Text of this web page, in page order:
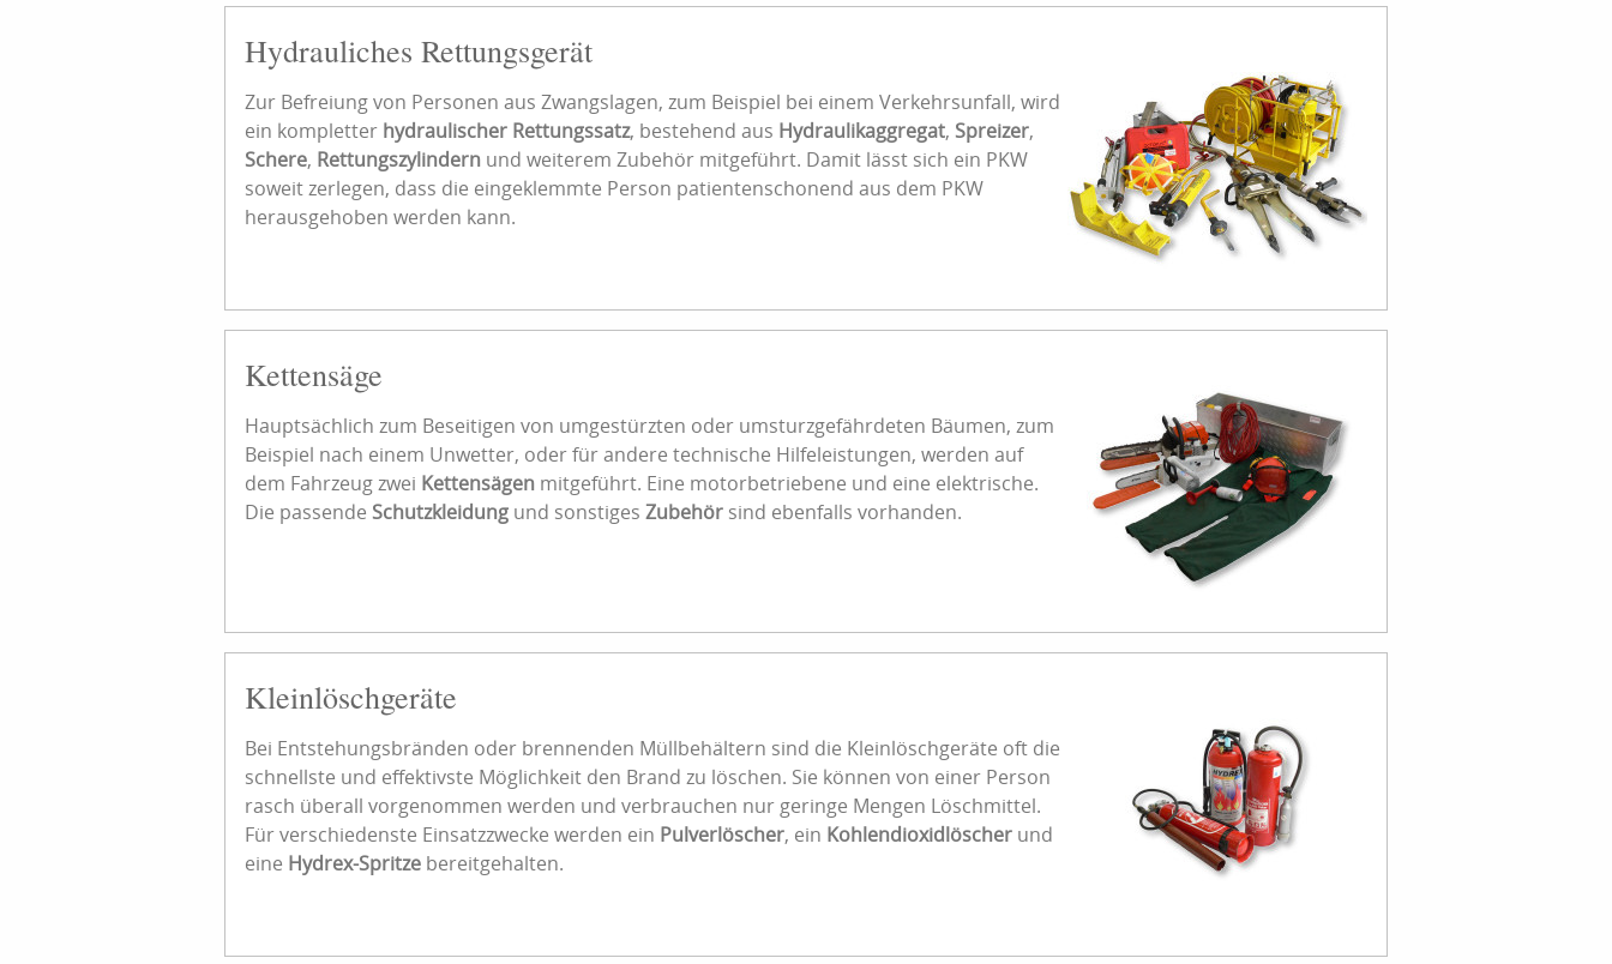
Hydrauliches Rettungsgerät
Zur Befreiung von Personen aus Zwangslagen, zum Beispiel bei einem Verkehrsunfall, wird
ein kompletter hydraulischer Rettungssatz, bestehend aus Hydraulikaggregat, Spreizer,
Schere, Rettungszylindern und weiterem Zubehör mitgeführt. Damit lässt sich ein PKW
soweit zerlegen, dass die eingeklemmte Person patientenschonend aus dem PKW
herausgehoben werden kann.
Kettensäge
Hauptsächlich zum Beseitigen von umgestürzten oder umsturzgefährdeten Bäumen, zum
Beispiel nach einem Unwetter, oder für andere technische Hilfeleistungen, werden auf
dem Fahrzeug zwei Kettensägen mitgeführt. Eine motorbetriebene und eine elektrische.
Die passende Schutzkleidung und sonstiges Zubehör sind ebenfalls vorhanden.
Kleinlöschgeräte
Bei Entstehungsbränden oder brennenden Müllbehältern sind die Kleinlöschgeräte oft die
schnellste und effektivste Möglichkeit den Brand zu löschen. Sie können von einer Person
rasch überall vorgenommen werden und verbrauchen nur geringe Mengen Löschmittel.
Für verschiedenste Einsatzzwecke werden ein Pulverlöscher, ein Kohlendioxidlöscher und
eine Hydrex-Spritze bereitgehalten.